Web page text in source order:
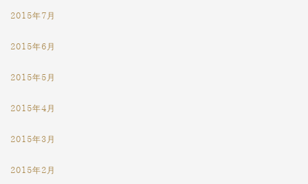
2015年7月
2015年6月
2015年5月
2015年4月
2015年3月
2015年2月